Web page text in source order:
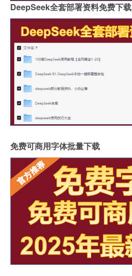
DeepSeek全套部署资料免费下载
免费可商用字体批量下载